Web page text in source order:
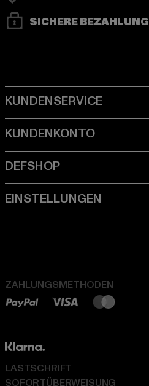
SICHERE BEZAHLUNG
ZAHLUNGSMETHODEN
LASTSCHRIFT
SOFORTÜBERWEISUNG